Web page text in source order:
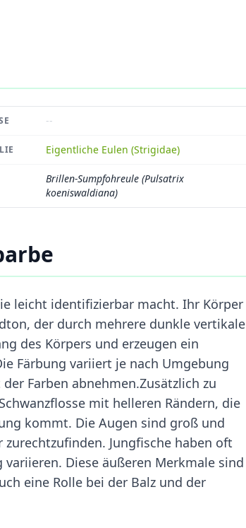
--
Eigentliche Eulen (Strigidae)
Brillen-Sumpfohreule (Pulsatrix
koeniswaldiana)
leicht identifizierbar macht. Ihr Körper
der durch mehrere dunkle vertikale
des Körpers und erzeugen ein
Färbung variiert je nach Umgebung
Farben abnehmen.Zusätzlich zu
mit helleren Rändern, die
kommt. Die Augen sind groß und
Jungfische haben oft
Diese äußeren Merkmale sind
eine Rolle bei der Balz und der